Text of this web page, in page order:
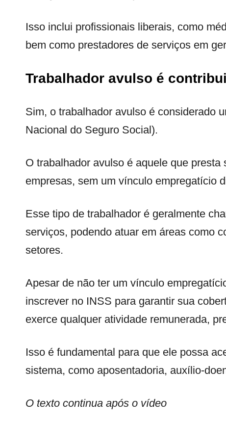
Isso inclui profissionais liberais, como
bem como prestadores de serviços em
Trabalhador avulso é
Sim, o trabalhador avulso é considerado
Nacional do Seguro Social).
O trabalhador avulso é aquele que
empresas, sem um vínculo empregatício
Esse tipo de trabalhador é geralmente
serviços, podendo atuar em áreas como
setores.
Apesar de não ter um vínculo
inscrever no INSS para garantir sua
exerce qualquer atividade remunerada,
Isso é fundamental para que ele possa
sistema, como aposentadoria, auxílio-
O texto continua após o vídeo